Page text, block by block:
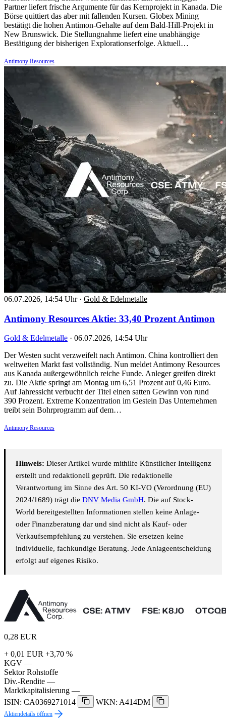
Partner liefert frische Argumente für das Kernprojekt in Kanada. Die
Börse quittiert das aber mit fallenden Kursen. Globex Mining
bestätigt die hohen Antimon-Gehalte auf dem Bald-Hill-Projekt in
New Brunswick. Die Stellungnahme liefert eine unabhängige
Bestätigung der bisherigen Explorationserfolge. Aktuell…
Antimony Resources
06.07.2026, 14:54 Uhr · Gold & Edelmetalle
Antimony Resources Aktie: 33,40 Prozent Antimon
Gold & Edelmetalle · 06.07.2026, 14:54 Uhr
Der Westen sucht verzweifelt nach Antimon. China kontrolliert den
weltweiten Markt fast vollständig. Nun meldet Antimony Resources
aus Kanada außergewöhnlich reiche Funde. Anleger greifen direkt
zu. Die Aktie springt am Montag um 6,51 Prozent auf 0,46 Euro.
Auf Jahressicht verbucht der Titel einen satten Gewinn von rund
390 Prozent. Extreme Konzentration im Gestein Das Unternehmen
treibt sein Bohrprogramm auf dem…
Antimony Resources
Hinweis: Dieser Artikel wurde mithilfe Künstlicher Intelligenz
erstellt und redaktionell geprüft. Die redaktionelle
Verantwortung im Sinne des Art. 50 KI-VO (Verordnung (EU)
2024/1689) trägt die DNV Media GmbH. Die auf Stock-
World bereitgestellten Informationen stellen keine Anlage-
oder Finanzberatung dar und sind nicht als Kauf- oder
Verkaufsempfehlung zu verstehen. Sie ersetzen keine
individuelle, fachkundige Beratung. Jede Anlageentscheidung
erfolgt auf eigenes Risiko.
0,28 EUR
+ 0,01 EUR +3,70 %
KGV —
Sektor Rohstoffe
Div.-Rendite —
Marktkapitalisierung —
ISIN: CA0369271014
WKN: A414DM
Aktiendetails öffnen